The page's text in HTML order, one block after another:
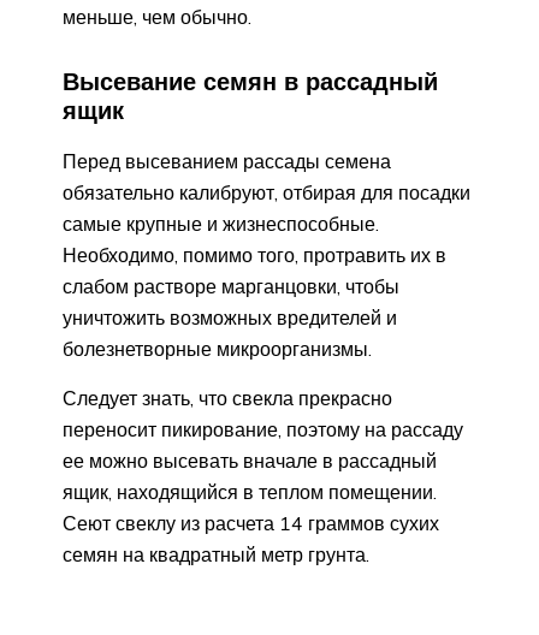
меньше, чем обычно.
Высевание семян в рассадный
ящик
Перед высеванием рассады семена
обязательно калибруют, отбирая для посадки
самые крупные и жизнеспособные.
Необходимо, помимо того, протравить их в
слабом растворе марганцовки, чтобы
уничтожить возможных вредителей и
болезнетворные микроорганизмы.
Следует знать, что свекла прекрасно
переносит пикирование, поэтому на рассаду
ее можно высевать вначале в рассадный
ящик, находящийся в теплом помещении.
Сеют свеклу из расчета 14 граммов сухих
семян на квадратный метр грунта.